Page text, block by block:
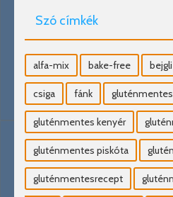
Szó címkék
alfa-mix bake-free bejgli
csiga fánk gluténmentes
gluténmentes kenyér
gluténmentes piskóta
gluténmentesrecept